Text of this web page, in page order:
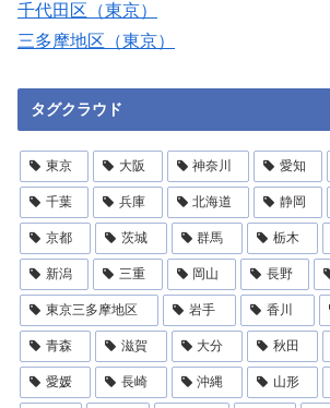
千代田区（東京）
三多摩地区（東京）
タグクラウド
東京 大阪 神奈川 愛知
千葉 兵庫 北海道 静岡
京都 茨城 群馬 栃木
新潟 三重 岡山 長野
東京三多摩地区 岩手 香川
青森 滋賀 大分 秋田
愛媛 長崎 沖縄 山形